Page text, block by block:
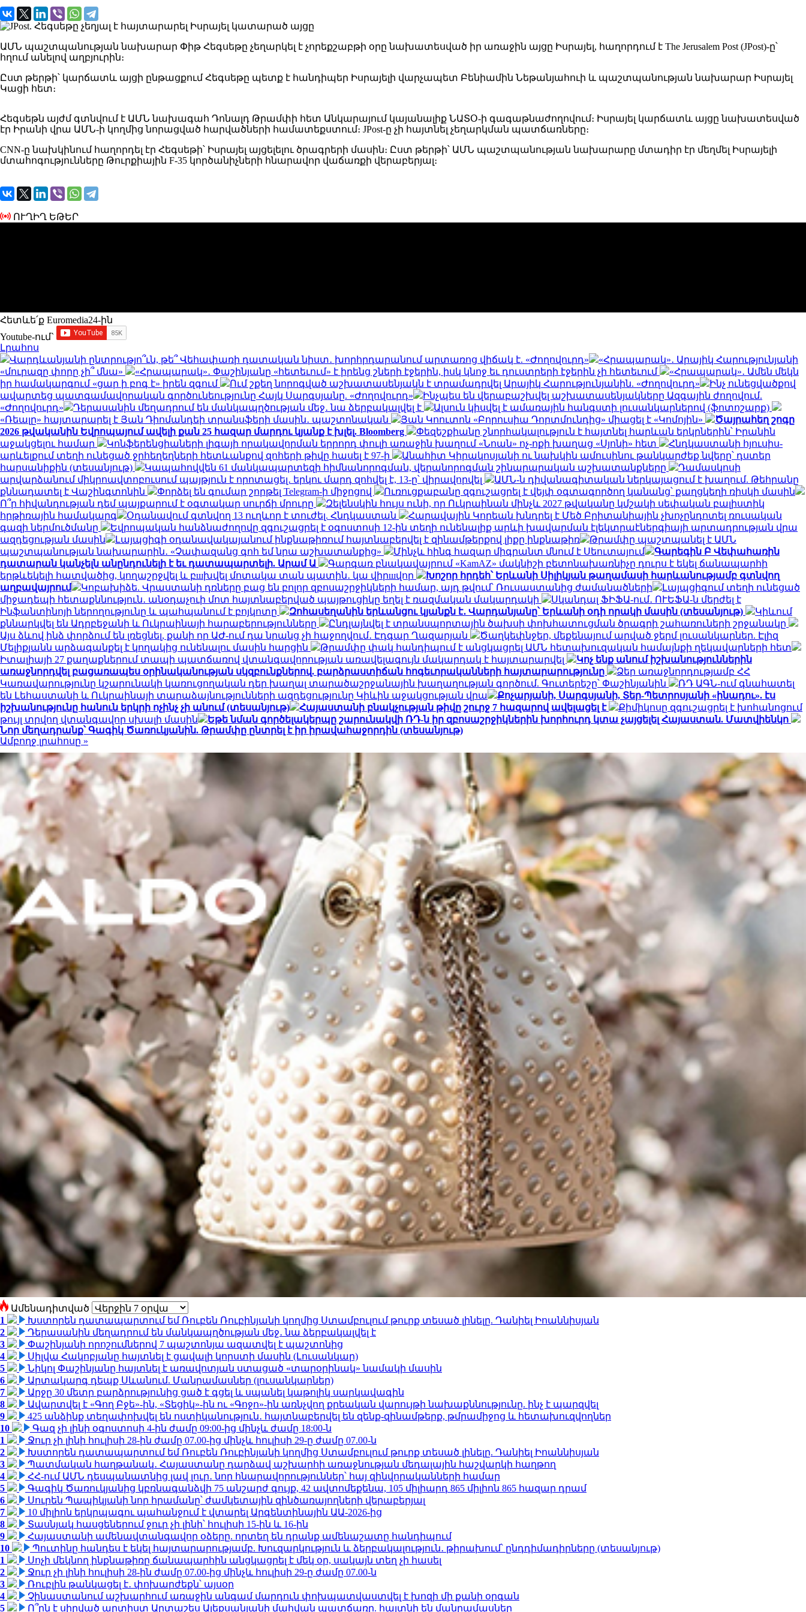
ԱՄՆ պաշտպանության նախարար Փիթ Հեգսեթը չեղարկել է չորեքշաբթի օրը նախատեսված իր առաջին այցը Իսրայել, հաղորդում է The Jerusalem Post (JPost)-ը՝
հղում անելով աղբյուրին։
Ըստ թերթի՝ կարճատև այցի ընթացքում Հեգսեթը պետք է հանդիպեր Իսրայելի վարչապետ Բենիամին Նեթանյահուի և պաշտպանության նախարար Իսրայել
Կացի հետ։
Հեգսեթն այժմ գտնվում է ԱՄՆ նախագահ Դոնալդ Թրամփի հետ Անկարայում կայանալիք ՆԱՏՕ-ի գագաթնաժողովում։ Իսրայել կարճատև այցը նախատեսված
էր Իրանի վրա ԱՄՆ-ի կողմից նորացված հարվածների համատեքստում։ JPost-ը չի հայտնել չեղարկման պատճառները։
CNN-ը նախկինում հաղորդել էր Հեգսեթի՝ Իսրայել այցելելու ծրագրերի մասին։ Ըստ թերթի՝ ԱՄՆ պաշտպանության նախարարը մտադիր էր մեղմել Իսրայելի
մտահոգությունները Թուրքիային F-35 կործանիչների հնարավոր վաճառքի վերաբերյալ։
ՈՒՂԻՂ ԵԹԵՐ
Հետևե՛ք Euromedia24-ին
Youtube-ում`
Լրահոս
Վարդևանյանի ընտրությո՞ւն, թե՞ Վեհափառի դատական նիստ․ խորհրդարանում արտառոց վիճակ է. «Ժողովուրդ»
«Հրապարակ»․ Արայիկ Հարությունյանի
«մուրազը փորը չի՞ մնա»
«Հրապարակ»․ Փաշինյանը «հետեւում» է իրենց շների էջերին, իսկ կնոջ եւ դուստրերի էջերին չի հետեւում
«Հրապարակ»․ Ամեն մեկն
իր համակարգում «ցար ի բոգ է» իրեն զգում
Ում շքեղ նորոգված աշխատասենյակն է տրամադրվել Արայիկ Հարությունյանին. «Ժողովուրդ»
Ինչ ունեցվածքով
ավարտեց պատգամավորական գործունեությունը Հայկ Սարգսյանը. «Ժողովուրդ»
Ինչպես են վերաբաշխվել աշխատասենյակները Ազգային ժողովում.
«Ժողովուրդ»
Դերասանին մեղադրում են մանկապղծության մեջ․ նա ձերբակալվել է
Ալսուն կիսվել է ամառային հանգստի լուսանկարներով (ֆոտոշարք)
«Ռեալը» հայտարարել է Յան Դիոմանդեի տրանսֆերի մասին․ պաշտոնական
Յան Կոուտոն «Բորուսիա Դորտմունդից» միացել է «Կոմոյին»
Ծայրահեղ շոգը
2026 թվականին Եվրոպայում ավելի քան 25 հազար մարդու կյանք է խլել. Bloomberg
Փեզեշքիանը շնորհակալություն է հայտնել հարևան երկրներին՝ Իրանին
աջակցելու համար
Կոնֆերենցիաների լիգայի որակավորման երրորդ փուլի առաջին խաղում «Նոան» ոչ-ոքի խաղաց «Սյոնի» հետ
Հնդկաստանի հյուսիս-
արևելքում տեղի ունեցած ջրհեղեղների հետևանքով զոհերի թիվը հասել է 97-ի
Անահիտ Կիրակոսյանի ու նախկին ամուսինու թանկարժեք նվերը՝ դստեր
հարսանիքին (տեսանյութ)
Կապահովվեն 61 մանկապարտեզի հիմնանորոգման, վերանորոգման շինարարական աշխատանքները
Դամասկոսի
արվարձանում միկրոավտոբուսում պայթյուն է որոտացել․ երկու մարդ զոհվել է, 13-ը՝ վիրավորվել
ԱՄՆ-ն դիվանագիտական ներկայացում է խաղում. Թեհրանը
քննադատել է Վաշինգտոնին
Փորձել են գումար շորթել Telegram-ի միջոցով
Ուռուցքաբանը զգուշացրել է վեյփ օգտագործող կանանց՝ քաղցկեղի ռիսկի մասին
Ո՞ր հիվանդության դեմ պայքարում է օգտակար սուրճի մրուրը
Զելենսկին հույս ունի, որ Ուկրաինան մինչև 2027 թվականը կմշակի սեփական բալիստիկ
հրթիռային համակարգ
Օդանավում գտնվող 13 ուղևոր է տուժել. Հնդկաստան
Հարավային Կորեան խնդրել է Մեծ Բրիտանիային չխոչընդոտել ռուսական
գազի ներմուծմանը
Եվրոպական հանձնաժողովը զգուշացրել է օգոստոսի 12-ին տեղի ունենալիք արևի խավարման էլեկտրաէներգիայի արտադրության վրա
ազդեցության մասին
Լայպցիգի օդանավակայանում ինքնաթիռում հայտնաբերվել է զինամթերքով լիքը ինքնաթիռ
Թրամփը պաշտպանել է ԱՄՆ
պաշտպանության նախարարին․ «Չափազանց գոհ եմ նրա աշխատանքից»
Մինչև հինգ հազար միգրանտ մնում է Սեուտայում
Գարեգին Բ Վեփահառին
դատարան կանչելն անընդունելի է եւ դատապարտելի. Արամ Ա
Գարգառ բնակավայրում «KamAZ» մակնիշի բետոնախառնիչը դուրս է եկել ճանապարհի
երթևեկելի հատվածից, կողաշրջվել և բшխվել մոտակա տան պատին․ կա վիրшվոր
Խոշոր հրդեհ՝ Երևանի Սիլիկյան թաղամասի հարևանությամբ գտնվող
աղբավայրում
Կոբախիձե. Վրաստանի դռները բաց են բոլոր զբոսաշրջիկների համար, այդ թվում՝ Ռուսաստանից ժամանածների
Լայպցիգում տեղի ունեցած
միջադեպի հետաքննություն․ անօդաչուի մոտ հայտնաբերված պայթուցիկը եղել է ռազմական մակարդակի
Սկանդալ ՖԻՖԱ-ում․ ՈՒԵՖԱ-ն մերժել է
Ինֆանտինոյի ներողությունը և պահպանում է բոյկոտը
Զոհասեղանին երևանցու կյանքն է․ Վարդանյանը՝ Երևանի օդի որակի մասին (տեսանյութ)
Կիևում
քննարկվել են Ադրբեջանի և Ուկրաինայի հարաբերությունները
Ընդլայնվել է տրանսպորտային ծախսի փոխհատուցման ծրագրի շահառուների շրջանակը
Այս ձևով ինձ փորձում են լռեցնել, քանի որ ԱԺ-ում դա նրանց չի հաջողվում․ Էդգար Ղազարյան
Ծաղկեփնջեր, մեքենայում արված ջերմ լուսանկարներ. Էլիզ
Մելիքյանն արձագանքել է կողակից ունենալու մասին հարցին
Թրամփը փակ հանդիպում է անցկացրել ԱՄՆ հետախուզական համայնքի ղեկավարների հետ
Իտալիայի 27 քաղաքներում տապի պատճառով վտանգավորության առավելագույն մակարդակ է հայտարարվել
Կոչ ենք անում իշխանություններին
առաջնորդվել բացառապես օրինականության սկզբունքներով. բարձրաստիճան հոգեւորականների հայտարարությունը
Ձեր առաջնորդությամբ ՀՀ
Կառավարությունը կշարունակի կառուցողական դեր խաղալ տարածաշրջանային խաղաղության գործում. Գուտերեշը՝ Փաշինյանին
ՌԴ ԱԳՆ-ում գնահատել
են Լեհաստանի և Ուկրաինայի տարաձայնությունների ազդեցությունը Կիևին աջակցության վրա
Քոչարյանի, Սարգսյանի, Տեր-Պետրոսյանի «ինադու». էս
իշխանությունը հանուն երկրի ոչինչ չի անում (տեսանյութ)
Հայաստանի բնակչության թիվը շուրջ 7 հազարով ավելացել է
Քիմիկոսը զգուշացրել է խոհանոցում
թույլ տրվող վտանգավոր սխալի մասին
Եթե նման գործելակերպը շարունակվի ՌԴ-ն իր զբոսաշրջիկներին խորհուրդ կտա չայցելել Հայաստան. Մատվիենկո
Նոր մեղադրանք՝ Գագիկ Ծառուկյանին. Թրամփը ընտրել է իր իրավահաջորդին (տեսանյութ)
Ամբողջ լրահոսը »
Ամենադիտված
1
Խստորեն դատապարտում եմ Ռուբեն Ռուբինյանի կողմից Ստամբուլում թուրք տեսած լինելը. Դանիել Իոաննիսյան
2
Դերասանին մեղադրում են մանկապղծության մեջ․ նա ձերբակալվել է
3
Փաշինյանի որոշումներով 7 պաշտոնյա ազատվել է պաշտոնից
4
Սիլվա Հակոբյանը հայտնել է ցավալի կորստի մասին (Լուսանկար)
5
Նիկոլ Փաշինյանը հայտնել է առավոտյան ստացած «տարօրինակ» նամակի մասին
6
Արտակարգ դեպք Սևանում. Մանրամասներ (լուսանկարներ)
7
Արջը 30 մետր բարձրությունից ցած է գցել և սպանել կաթոլիկ սարկավագին
8
Ավարտվել է «Գող Բջե»-ին, «Տեցիկ»-ին ու «Գոջո»-ին առնչվող քրեական վարույթի նախաքննությունը. ինչ է պարզվել
9
425 անձինք տեղափոխվել են ոստիկանություն․ հայտնաբերվել են զենք-զինամթերք, թմրամիջոց և հետախուզվողներ
10
Գազ չի լինի օգոստոսի 4-ին ժամը 09:00-ից մինչև ժամը 18:00-ն
1
Ջուր չի լինի հուլիսի 28-ին ժամը 07.00-ից մինչև հուլիսի 29-ը ժամը 07.00-ն
2
Խստորեն դատապարտում եմ Ռուբեն Ռուբինյանի կողմից Ստամբուլում թուրք տեսած լինելը. Դանիել Իոաննիսյան
3
Պատմական հաղթանակ․ Հայաստանը դարձավ աշխարհի առաջնության մեդալային հաշվարկի հաղթող
4
ՀՀ-ում ԱՄՆ դեսպանատնից լավ լուր․ նոր հնարավորություններ՝ հայ զինվորականների համար
5
Գագիկ Ծառուկյանից կբռնագանձվի 75 անշարժ գույք, 42 ավտոմեքենա, 105 միլիարդ 865 միլիոն 865 հազար դրամ
6
Սուրեն Պապիկյանի նոր հրամանը՝ ժամկետային զինծառայողների վերաբերյալ
7
10 միլիոն երկրպագու պահանջում է վտարել Արգենտինային ԱԱ-2026-ից
8
Տասնյակ հասցեներում ջուր չի լինի՝ հուլիսի 15-ին և 16-ին
9
Հայաստանի ամենավտանգավոր օձերը. որտեղ են դրանք ամենաշատը հանդիպում
10
Պուտինը հանդես է եկել հայտարարությամբ. Խուզարկություն և ձերբակալություն․ թիրախում՝ ընդդիմադիրները (տեսանյութ)
1
Սոչի մեկնող ինքնաթիռը ճանապարհին անցկացրել է մեկ օր, սակայն տեղ չի հասել
2
Ջուր չի լինի հուլիսի 28-ին ժամը 07.00-ից մինչև հուլիսի 29-ը ժամը 07.00-ն
3
Ռուբլին թանկացել է․ փոխարժեքն՝ այսօր
4
Չինաստանում աշխարհում առաջին անգամ մարդուն փոխպատվաստվել է խոզի մի քանի օրգան
5
Ո՞րն է սիրված արտիստ Արտաշես Ալեքսանյանի մահվան պատճառը. հայտնի են մանրամասներ